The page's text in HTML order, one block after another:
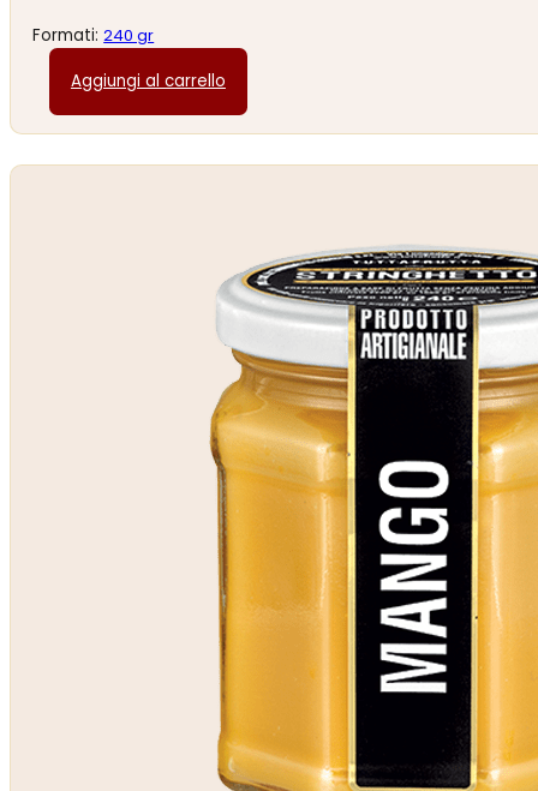
Formati:240 gr
Aggiungi al carrello